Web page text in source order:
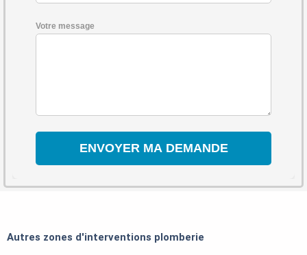
Votre message
Autres zones d'interventions plomberie